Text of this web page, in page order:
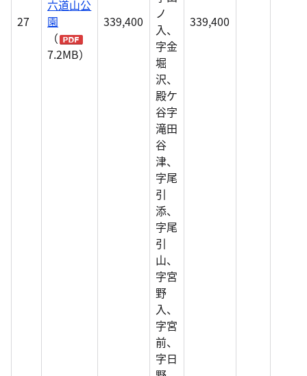
27
六道山公
園
（
7.2MB）
339,400
ノ
入、
字金
堀
沢、
殿ケ
谷字
滝田
谷
津、
字尾
引
添、
字尾
引
山、
字宮
野
入、
字宮
前、
字日
339,400